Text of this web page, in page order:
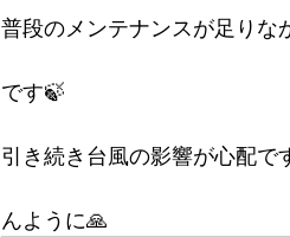
普段のメンテナンスが足りな
です🍃
引き続き台風の影響が心配で
んように🙏